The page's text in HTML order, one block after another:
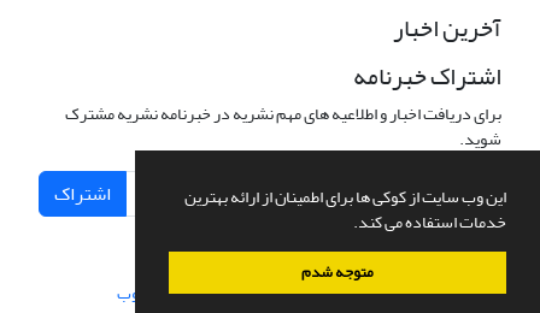
این وب سایت از کوکی ها برای اطمینان از ارائه بهترین
خدمات استفاده می کند.
متوجه شدم
آخرین اخبار
اشتراک خبرنامه
برای دریافت اخبار و اطلاعیه های مهم نشریه در خبرنامه نشریه مشترک
شوید.
اشتراک
سامانه مدیریت نشریات علمی.طراحی و پیاده سازی از سیناوب